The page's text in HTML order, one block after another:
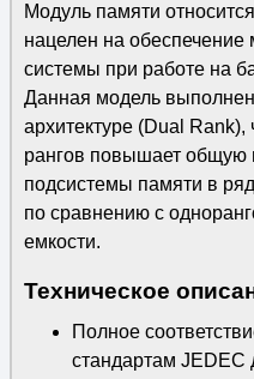
Модуль памяти
нацелен на обеспечение
системы при работе на
Данная модель
архитектуре (Dual Rank),
рангов повышает общую
подсистемы памяти в
по сравнению с
емкости.
Техническое
Полное
стандартам JEDEC